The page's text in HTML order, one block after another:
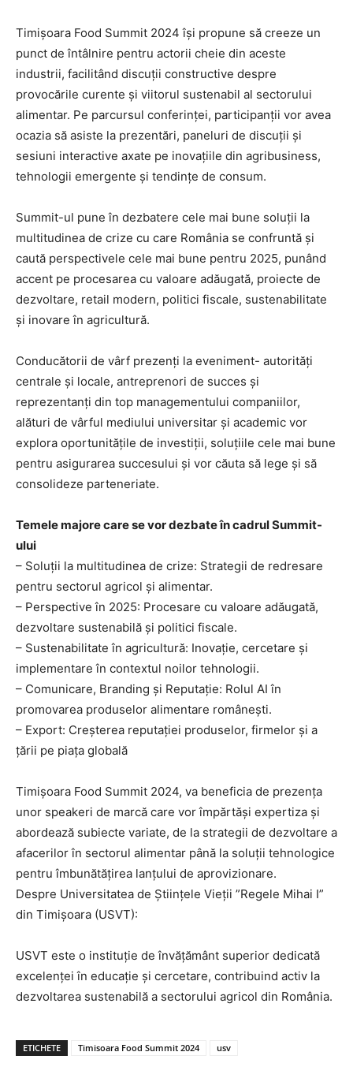
Timișoara Food Summit 2024 își propune să creeze un
punct de întâlnire pentru actorii cheie din aceste
industrii, facilitând discuții constructive despre
provocările curente și viitorul sustenabil al sectorului
alimentar. Pe parcursul conferinței, participanții vor avea
ocazia să asiste la prezentări, paneluri de discuții și
sesiuni interactive axate pe inovațiile din agribusiness,
tehnologii emergente și tendințe de consum.
Summit-ul pune în dezbatere cele mai bune soluții la
multitudinea de crize cu care România se confruntă și
caută perspectivele cele mai bune pentru 2025, punând
accent pe procesarea cu valoare adăugată, proiecte de
dezvoltare, retail modern, politici fiscale, sustenabilitate
și inovare în agricultură.
Conducătorii de vârf prezenți la eveniment- autorități
centrale și locale, antreprenori de succes și
reprezentanți din top managementului companiilor,
alături de vârful mediului universitar și academic vor
explora oportunitățile de investiții, soluțiile cele mai bune
pentru asigurarea succesului și vor căuta să lege și să
consolideze parteneriate.
Temele majore care se vor dezbate în cadrul Summit-
ului
– Soluții la multitudinea de crize: Strategii de redresare
pentru sectorul agricol și alimentar.
– Perspective în 2025: Procesare cu valoare adăugată,
dezvoltare sustenabilă și politici fiscale.
– Sustenabilitate în agricultură: Inovație, cercetare și
implementare în contextul noilor tehnologii.
– Comunicare, Branding și Reputație: Rolul AI în
promovarea produselor alimentare românești.
– Export: Creșterea reputației produselor, firmelor și a
țării pe piața globală
Timișoara Food Summit 2024, va beneficia de prezența
unor speakeri de marcă care vor împărtăși expertiza și
abordează subiecte variate, de la strategii de dezvoltare a
afacerilor în sectorul alimentar până la soluții tehnologice
pentru îmbunătățirea lanțului de aprovizionare.
Despre Universitatea de Științele Vieții ”Regele Mihai I”
din Timișoara (USVT):
USVT este o instituție de învățământ superior dedicată
excelenței în educație și cercetare, contribuind activ la
dezvoltarea sustenabilă a sectorului agricol din România.
ETICHETE Timisoara Food Summit 2024 usv